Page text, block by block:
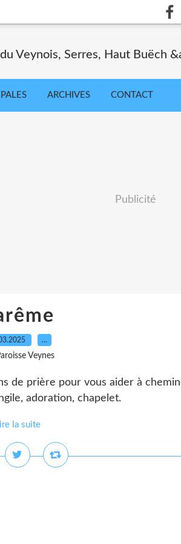
Veynois, Serres, Haut Buëch
ARCHIVES CONTACT
Publicité
…
Veynes
de prière pour vous aider à
adoration, chapelet.
la suite